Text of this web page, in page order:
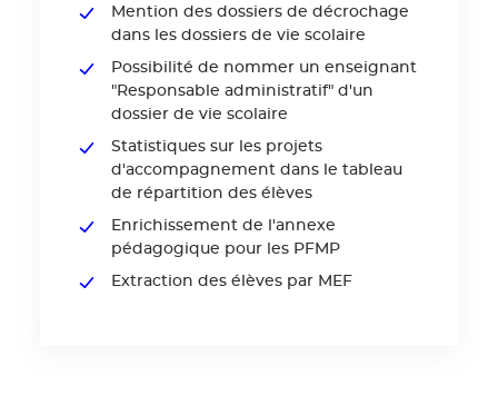
Mention des dossiers de décrochage
dans les dossiers de vie scolaire
Possibilité de nommer un enseignant
"Responsable administratif" d'un
dossier de vie scolaire
Statistiques sur les projets
d'accompagnement dans le tableau
de répartition des élèves
Enrichissement de l'annexe
pédagogique pour les PFMP
Extraction des élèves par MEF